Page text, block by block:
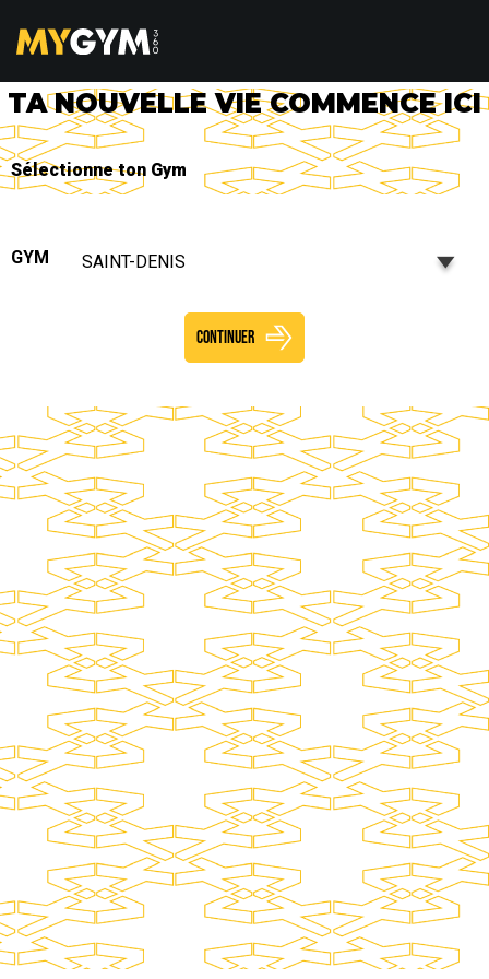
TA NOUVELLE VIE COMMENCE ICI
Sélectionne ton Gym
GYM SAINT-DENIS
CONTINUER